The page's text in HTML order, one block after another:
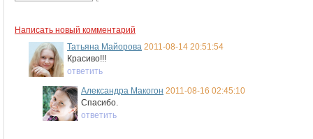
Написать новый комментарий
Татьяна Майорова 2011-08-14 20:51:54
Красиво!!!
ответить
Александра Макогон 2011-08-16 02:45:10
Спасибо.
ответить